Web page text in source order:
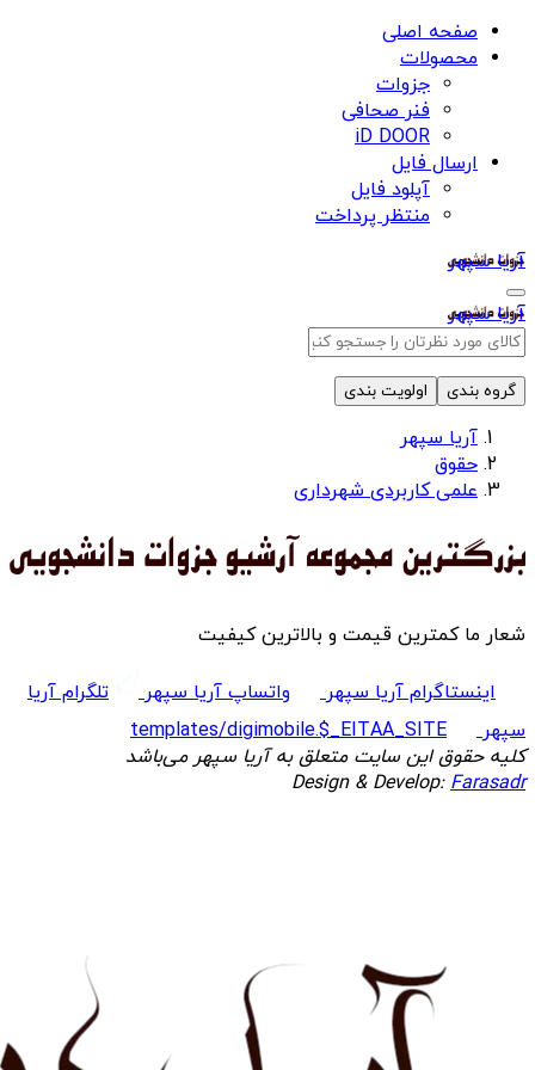
صفحه اصلی
محصولات
جزوات
فنر صحافی
iD DOOR
ارسال فایل
آپلود فایل
منتظر پرداخت
آریا سپهر
آریا سپهر
گروه بندی اولویت بندی
آریا سپهر
حقوق
علمی کاربردی شهرداری
شعار ما کمترین قیمت و بالاترین کیفیت
اینستاگرام آریا سپهر واتساپ آریا سپهر
تلگرام آریا
سپهر
templates/digimobile.$_EITAA_SITE
کلیه حقوق این سایت متعلق به آریا سپهر می‌باشد
Design & Develop:Farasadr